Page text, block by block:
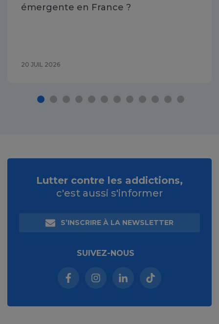
émergente en France ?
20 JUIL 2026
Lutter contre les addictions,
c'est aussi s'informer
S’INSCRIRE À LA NEWSLETTER
SUIVEZ-NOUS
Facebook (nouvelle fenêtre)
Instagram (nouvelle fenêtre)
Linkedin (nouvelle
Tiktok (nouvelle